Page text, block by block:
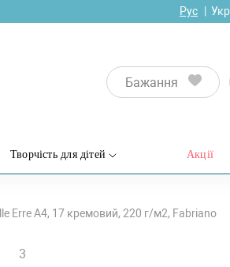
Рус Укр
Бажання
Творчість для дітей Акції
Erre A4, 17 кремовий, 220 г/м2, Fabriano
3